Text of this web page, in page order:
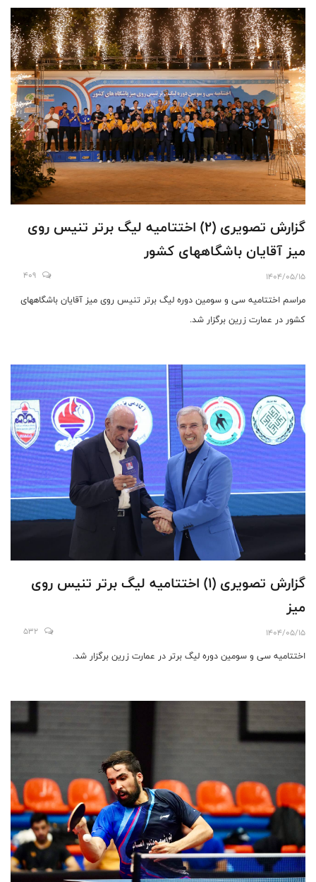
گزارش تصویری (۲) اختتامیه لیگ برتر تنیس روی
میز آقایان باشگاههای کشور
1404/05/15
409
مراسم اختتامیه سی و سومین دوره لیگ برتر تنیس روی میز آقایان باشگاههای
کشور در عمارت زرین برگزار شد.
گزارش تصویری (۱) اختتامیه لیگ برتر تنیس روی
میز
1404/05/15
532
اختتامیه سی و سومین دوره لیگ برتر در عمارت زرین برگزار شد.